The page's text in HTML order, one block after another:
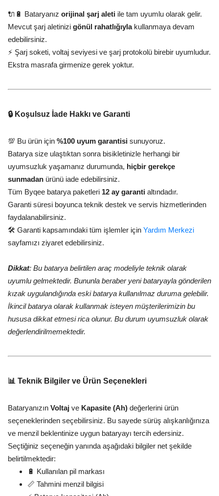
🔌🔋 Bataryanız orijinal şarj aleti ile tam uyumlu olarak gelir.
Mevcut şarj aletinizi gönül rahatlığıylakullanmaya devam
edebilirsiniz.
⚡ Şarj soketi, voltaj seviyesi ve şarj protokolü birebir uyumludur.
Ekstra masrafa girmenize gerek yoktur.
🔒 Koşulsuz İade Hakkı ve Garanti
💯 Bu ürün için %100 uyum garantisi sunuyoruz.
Batarya size ulaştıktan sonra bisikletinizle herhangi bir
uyumsuzluk yaşamanız durumunda, hiçbir gerekçe
sunmadan ürünü iade edebilirsiniz.
Tüm Byqee batarya paketleri 12 ay garanti altındadır.
Garanti süresi boyunca teknik destek ve servis hizmetlerinden
faydalanabilirsiniz.
🛠️ Garanti kapsamındaki tüm işlemler için Yardım Merkezi
sayfamızı ziyaret edebilirsiniz.
Dikkat: Bu batarya belirtilen araç modeliyle teknik olarak
uyumlu gelmektedir. Bununla beraber yeni bataryayla gönderilen
kızak uygulandığında eski batarya kullanılmaz duruma gelebilir.
İkincil batarya olarak kullanmak isteyen müşterilerimizin bu
hususa dikkat etmesi rica olunur. Bu durum uyumsuzluk olarak
değerlendirilmemektedir.
📊 Teknik Bilgiler ve Ürün Seçenekleri
Bataryanızın Voltaj ve Kapasite (Ah) değerlerini ürün
seçeneklerinden seçebilirsiniz. Bu sayede sürüş alışkanlığınıza
ve menzil beklentinize uygun bataryayı tercih edersiniz.
Seçtiğiniz seçeneğin yanında aşağıdaki bilgiler net şekilde
belirtilmektedir:
🔋 Kullanılan pil markası
📏 Tahmini menzil bilgisi